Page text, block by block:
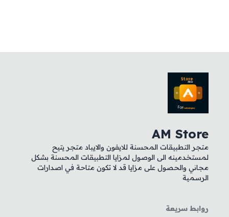
AM Store
متجر التطبيقات المحسنة للايفون والايباد متجر يتيح
لمستخدمينه الى الوصول لمزايا التطبيقات المحسنة بشكل
مجاني والحصول على مزايا قد لا تكون متاحة في اصدارات
الرسمية
روابط سريعة